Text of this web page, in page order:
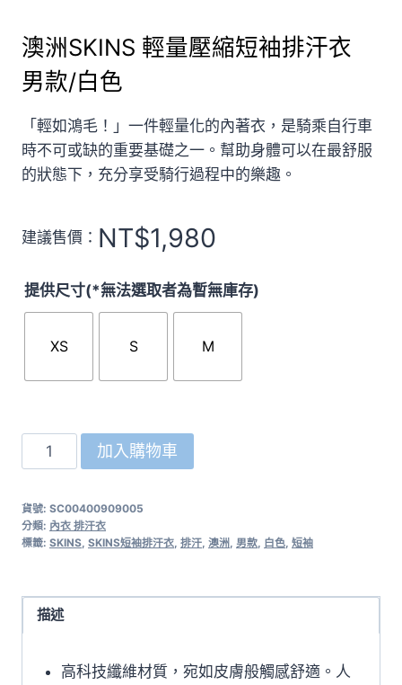
澳洲SKINS 輕量壓縮短袖排汗衣
男款/白色
「輕如鴻毛！」一件輕量化的內著衣，是騎乘自行車
時不可或缺的重要基礎之一。幫助身體可以在最舒服
的狀態下，充分享受騎行過程中的樂趣。
建議售價： NT$1,980
提供尺寸(*無法選取者為暫無庫存)
XS S M
洲
輕
量
袖
加入購物車
貨號: SC00400909005
分類: 內衣 排汗衣
標籤: SKINS SKINS短袖排汗衣 排汗 澳洲 男款 白色 短袖
描述
高科技纖維材質，宛如皮膚般觸感舒適。人